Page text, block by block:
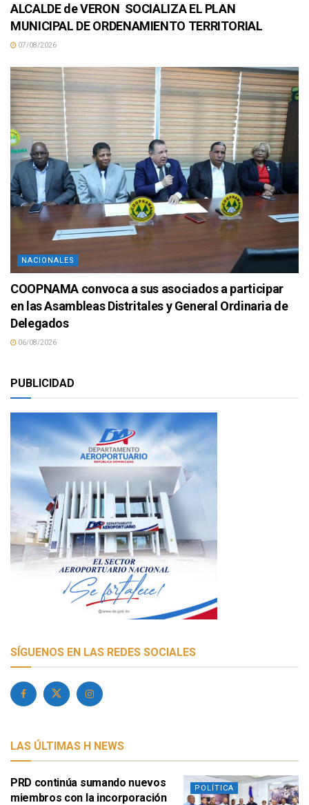
ALCALDE de VERON SOCIALIZA EL PLAN
MUNICIPAL DE ORDENAMIENTO TERRITORIAL
07/08/2026
NACIONALES
COOPNAMA convoca a sus asociados a participar
en las Asambleas Distritales y General Ordinaria de
Delegados
06/08/2026
PUBLICIDAD
SÍGUENOS EN LAS REDES SOCIALES
LAS ÚLTIMAS H NEWS
POLÍTICA
PRD continúa sumando nuevos
miembros con la incorporación